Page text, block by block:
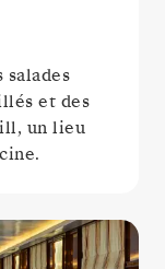
et des
un lieu